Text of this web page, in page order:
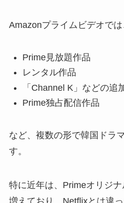
Amazonプライムビデオでは
Prime見放題作品
レンタル作品
「Channel K」などの追
Prime独占配信作品
など、複数の形で韓国ドラ
す。
特に近年は、Primeオリジ
増えており、Netflixとは違